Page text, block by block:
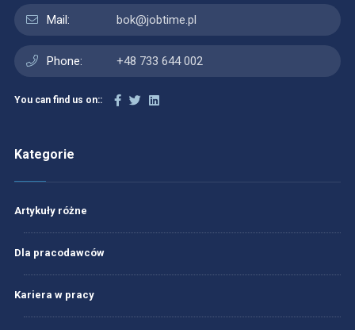
Mail: bok@jobtime.pl
Phone: +48 733 644 002
You can find us on::
Kategorie
Artykuły różne
Dla pracodawców
Kariera w pracy